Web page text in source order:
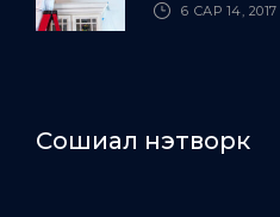
6 САР 14, 2017
Сошиал нэтворк